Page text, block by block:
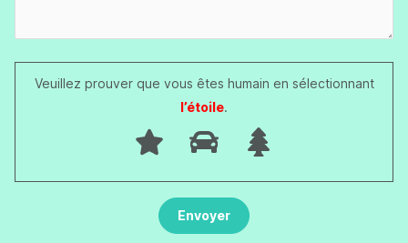
Veuillez prouver que vous êtes humain en sélectionnant
l’étoile.